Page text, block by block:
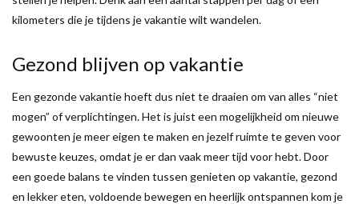
kilometers die je tijdens je vakantie wilt wandelen.
Gezond blijven op vakantie
Een gezonde vakantie hoeft dus niet te draaien om van alles “niet
mogen” of verplichtingen. Het is juist een mogelijkheid om nieuwe
gewoonten je meer eigen te maken en jezelf ruimte te geven voor
bewuste keuzes, omdat je er dan vaak meer tijd voor hebt. Door
een goede balans te vinden tussen genieten op vakantie, gezond
en lekker eten, voldoende bewegen en heerlijk ontspannen kom je